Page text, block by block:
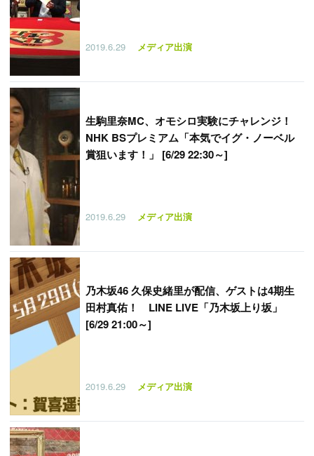
2019.6.29 メディア出演
生駒里奈MC、オモシロ実験にチャレンジ！
NHK BSプレミアム「本気でイグ・ノーベル
賞狙います！」 [6/29 22:30～]
2019.6.29 メディア出演
乃木坂46 久保史緒里が配信、ゲストは4期生
田村真佑！ LINE LIVE「乃木坂上り坂」
[6/29 21:00～]
2019.6.29 メディア出演